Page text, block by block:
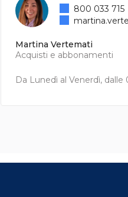
Martina Vertemati
Acquisti e abbonamenti
Da Lunedì al Venerdì, dalle
800 033 715